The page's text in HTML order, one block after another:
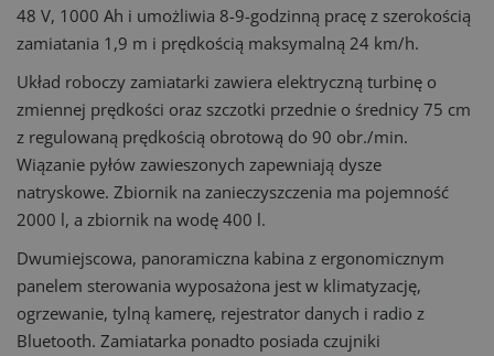
48 V, 1000 Ah i umożliwia 8-9-godzinną pracę z szerokością
zamiatania 1,9 m i prędkością maksymalną 24 km/h.
Układ roboczy zamiatarki zawiera elektryczną turbinę o
zmiennej prędkości oraz szczotki przednie o średnicy 75 cm
z regulowaną prędkością obrotową do 90 obr./min.
Wiązanie pyłów zawieszonych zapewniają dysze
natryskowe. Zbiornik na zanieczyszczenia ma pojemność
2000 l, a zbiornik na wodę 400 l.
Dwumiejscowa, panoramiczna kabina z ergonomicznym
panelem sterowania wyposażona jest w klimatyzację,
ogrzewanie, tylną kamerę, rejestrator danych i radio z
Bluetooth. Zamiatarka ponadto posiada czujniki